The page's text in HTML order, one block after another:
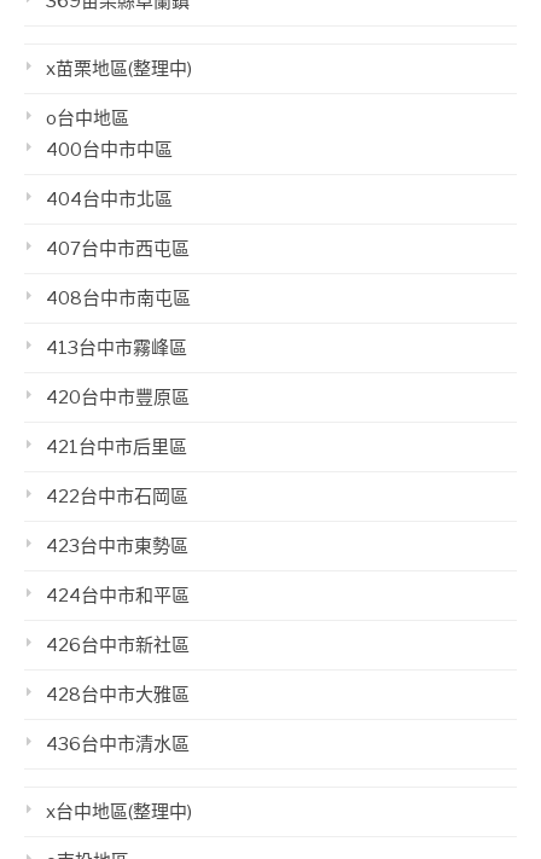
x苗栗地區(整理中)
o台中地區
400台中市中區
404台中市北區
407台中市西屯區
408台中市南屯區
413台中市霧峰區
420台中市豐原區
421台中市后里區
422台中市石岡區
423台中市東勢區
424台中市和平區
426台中市新社區
428台中市大雅區
436台中市清水區
x台中地區(整理中)